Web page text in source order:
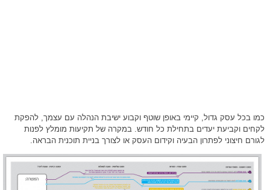
כמו בכל עסק גדול, קיימי באופן שוטף וקבוע ישיבת הנהלה עם עצמך, להפקת
לקחים וקביעת יעדים בתחילת כל חודש. במקרה של תקיעות מומלץ לפנות
לגורם חיצוני לפתרון הבעיה וקידום העסק או לצורך בניית תוכנית הבראה.